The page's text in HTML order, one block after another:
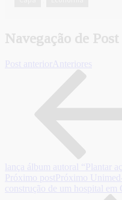
Navegação de Post
Post anterior Anteriores
lança álbum autoral “Plantar
Próximo post Próximo
construção de um hospital em